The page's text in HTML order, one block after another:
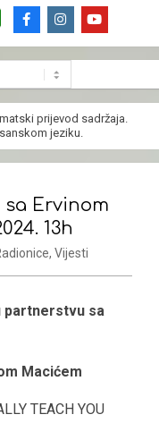
prijevod sadržaja.
jeziku.
Ervinom
13h
, Vijesti
partnerstvu sa
Macićem
TEACH YOU